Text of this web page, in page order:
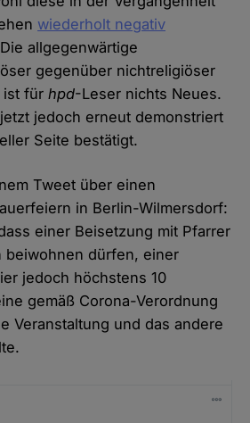
wiederholt negativ
allgegenwärtige
gegenüber nichtreligiöser
ist fürhpd-Leser nichts Neues.
jedoch erneut demonstriert
Seite bestätigt.
Tweet über einen
in Berlin-Wilmersdorf:
einer Beisetzung mit Pfarrer
beiwohnen dürfen, einer
jedoch höchstens 10
gemäß Corona-Verordnung
Veranstaltung und das andere